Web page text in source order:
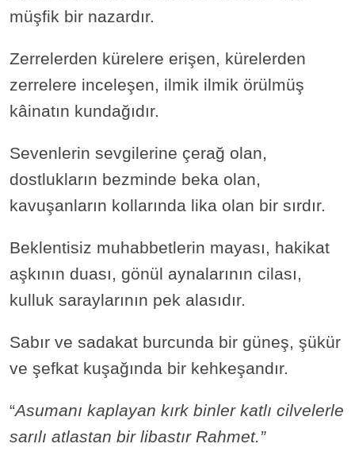
müşfik bir nazardır.
Zerrelerden kürelere erişen, kürelerden
zerrelere inceleşen, ilmik ilmik örülmüş
kâinatın kundağıdır.
Sevenlerin sevgilerine çerağ olan,
dostlukların bezminde beka olan,
kavuşanların kollarında lika olan bir sırdır.
Beklentisiz muhabbetlerin mayası, hakikat
aşkının duası, gönül aynalarının cilası,
kulluk saraylarının pek alasıdır.
Sabır ve sadakat burcunda bir güneş, şükür
ve şefkat kuşağında bir kehkeşandır.
“Asumanı kaplayan kırk binler katlı cilvelerle
sarılı atlastan bir libastır Rahmet.”